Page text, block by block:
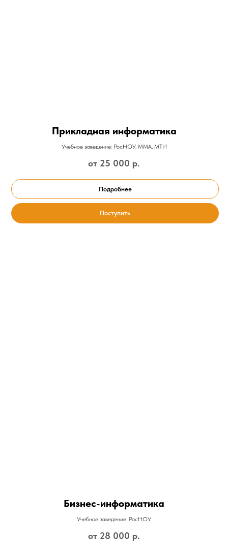
Прикладная информатика
Учебное заведение: РосНОУ, ММА, МТИ
от 25 000 р.
Подробнее
Поступить
Бизнес-информатика
Учебное заведение: РосНОУ
от 28 000 р.